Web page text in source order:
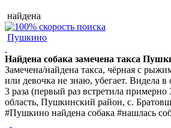
найдена
Пушкино
Найдена собака замечена такса
Замечена/найдена такса, чёрная с
или девочка не знаю, убегает. Видела в
3 раза (первый раз встретила примерно
область, Пушкинский район, с.
#Пушкино найдена собака #нашлась